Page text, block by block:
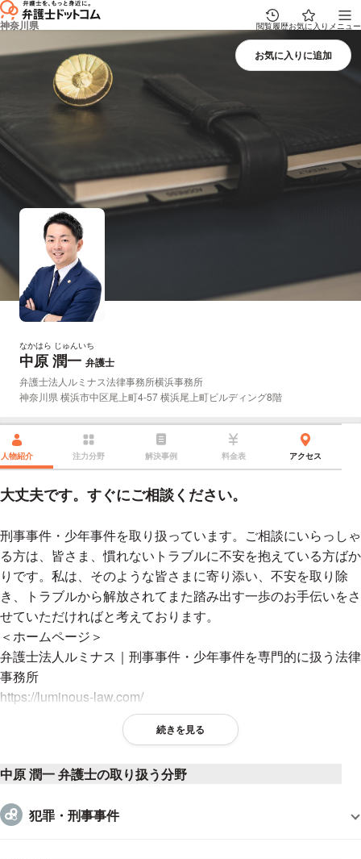
神奈川県 閲覧履歴お気に入り メニュー
なかはら じゅんいち
中原 潤一 弁護士
所属事務所：
弁護士法人ルミナス法律事務所横浜事務所
所在地：
神奈川県 横浜市中区尾上町4-57 横浜尾上町ビルディング8階
人物紹介 注力分野 解決事例 料金表 アクセス
大丈夫です。すぐにご相談ください。
刑事事件・少年事件を取り扱っています。ご相談にいらっしゃ
る方は、皆さま、慣れないトラブルに不安を抱えている方ばか
りです。私は、そのような皆さまに寄り添い、不安を取り除
き、トラブルから解放されてまた踏み出す一歩のお手伝いをさ
せていただければと考えております。
＜ホームページ＞
弁護士法人ルミナス｜刑事事件・少年事件を専門的に扱う法律
事務所
https://luminous-law.com/
※すぐに電話に出ることができない場合には、留守番電話にて
対応させていただきます。次の内容をメッセージとして残して
いただければ、折り返しご連絡を差し上げます。
②事件の名前（罪名）
③警察署の名前
続きを見る
中原 潤一 弁護士の取り扱う分野
犯罪・刑事事件